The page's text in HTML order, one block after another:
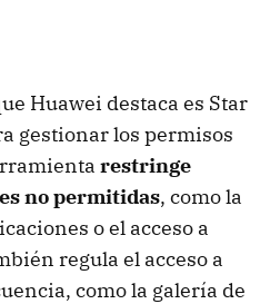
Huawei destaca es Star
gestionar los permisos
restringe
no permitidas, como la
o el acceso a
regula el acceso a
como la galería de